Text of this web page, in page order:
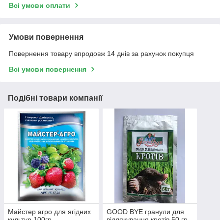
Всі умови оплати
Умови повернення
Повернення товару впродовж 14 днів за рахунок покупця
Всі умови повернення
Подібні товари компанії
Майстер агро для ягідних
GOOD BYE гранули для